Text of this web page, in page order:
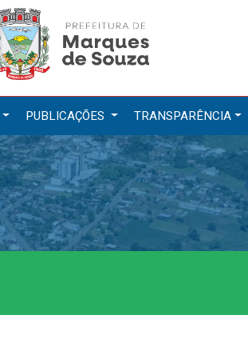
PUBLICAÇÕES TRANSPARÊNCIA
Serviços
IPTU 2026
Nota Fiscal Eletrônica